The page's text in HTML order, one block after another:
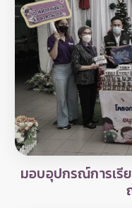
มอบอุปกรณ์การเรี